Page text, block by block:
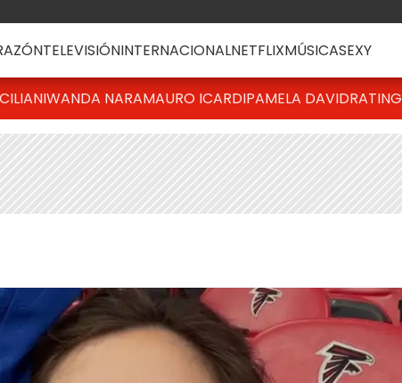
TELEVISIÓNINTERNACIONALNETFLIXMÚSICASEXY
WANDA NARAMAURO ICARDIPAMELA DAVIDRATING